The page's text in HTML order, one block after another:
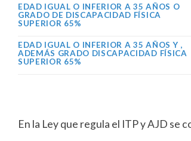
EDAD IGUAL O INFERIOR A 35 AÑOS O
GRADO DE DISCAPACIDAD FÍSICA
SUPERIOR 65%
EDAD IGUAL O INFERIOR A 35 AÑOS Y ,
ADEMÁS GRADO DISCAPACIDAD FÍSICA
SUPERIOR 65%
En la Ley que regula el ITP y AJD se